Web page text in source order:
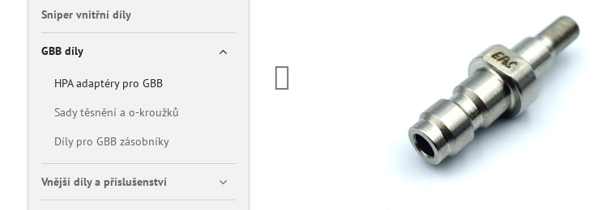
Sniper vnitřní díly
GBB díly
HPA adaptéry pro GBB
Sady těsnění a o-kroužků
Díly pro GBB zásobníky
Vnější díly a příslušenství